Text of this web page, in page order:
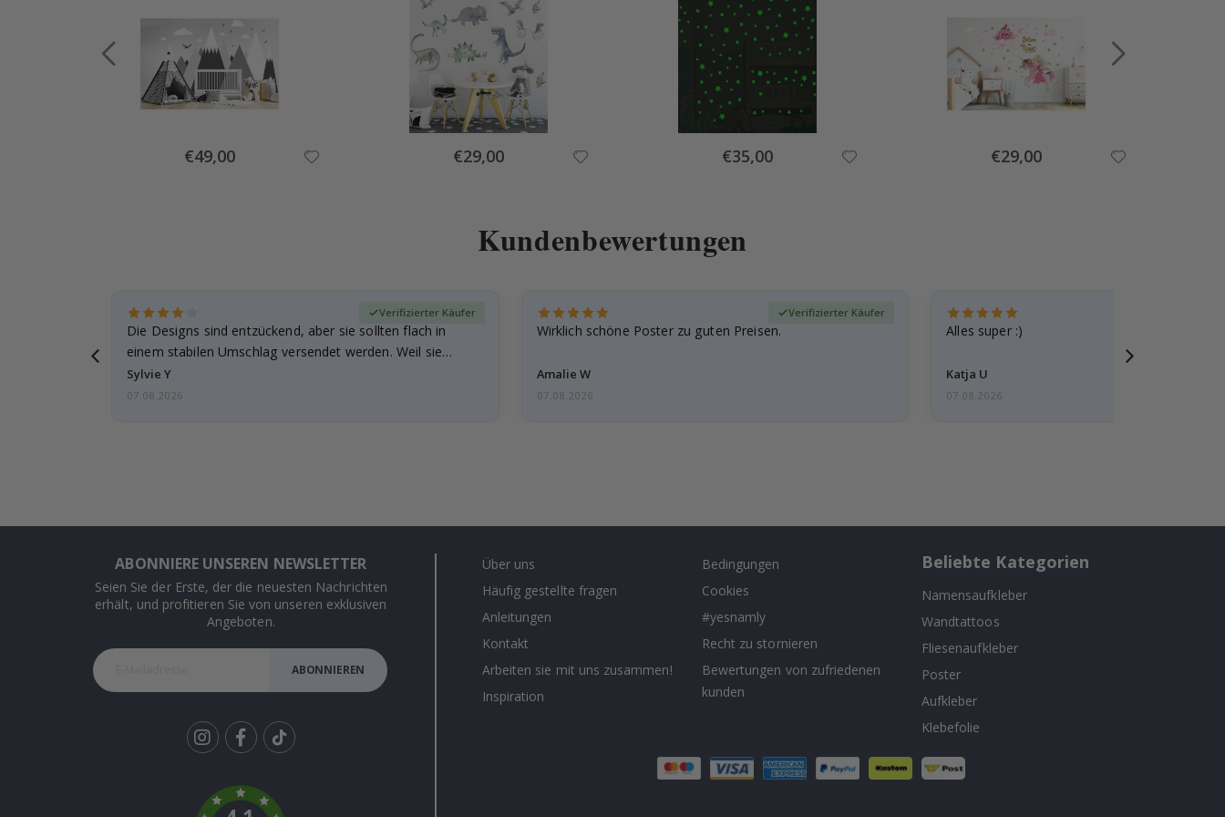
Special
Price
€49,00 Special
Price
€29,00 Special
Price
€35,00 Special
Price
€29,00
Kundenbewertungen
Die Designs sind entzückend, aber sie sollten flach in
einem stabilen Umschlag versendet werden. Weil sie…
Sylvie Y
Verifizierter Käufer
07.08.2026
Wirklich schöne Poster zu guten Preisen.
Amalie W
Verifizierter Käufer
07.08.2026
Alles super :)
Katja U
07.08.2026
ABONNIERE UNSEREN NEWSLETTER
Seien Sie der Erste, der die neuesten Nachrichten
erhält, und profitieren Sie von unseren exklusiven
Angeboten.
ABONNIEREN
k
Über uns
Häufig gestellte fragen
Anleitungen
Kontakt
Arbeiten sie mit uns zusammen!
Inspiration
Bedingungen
Cookies
#yesnamly
Recht zu stornieren
Bewertungen von zufriedenen
kunden
Beliebte Kategorien
Namensaufkleber
Wandtattoos
Fliesenaufkleber
Poster
Aufkleber
Klebefolie